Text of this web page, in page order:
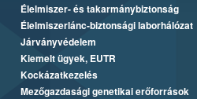
Élelmiszer- és takarmánybiztonság
Élelmiszerlánc-biztonsági laborhálózat
Járványvédelem
Kiemelt ügyek, EUTR
Kockázatkezelés
Mezőgazdasági genetikai erőforrások